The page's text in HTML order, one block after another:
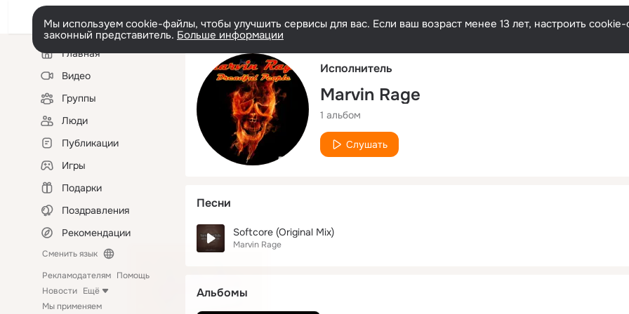
Мы используем cookie-файлы, чтобы улучшить сервисы для вас. Если ваш возраст менее 13 лет, настроить
законный представитель. Больше информации
Левая
колонкаГлавная
Видео
Группы
Люди
Публикации
Игры
Подарки
Поздравления
Рекомендации
Сменить язык
Рекламодателям Помощь
Новости Ещё
Мы применяем
Исполнитель
Marvin Rage
1 альбом
Слушать
Песни
Softcore (Original Mix)
Marvin Rage
Альбомы